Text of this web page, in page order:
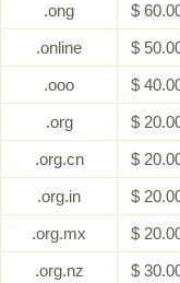
.ong
$
.online
$
.ooo
$
.org
$
.org.cn
$
.org.in
$
.org.mx
$
.org.nz
$